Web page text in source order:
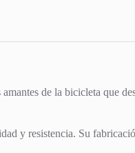
de la bicicleta que
y resistencia. Su